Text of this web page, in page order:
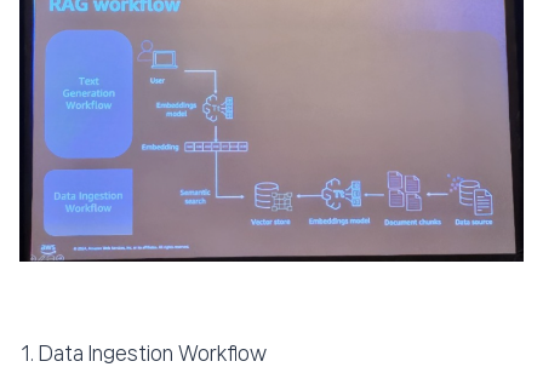
Data Ingestion Workflow